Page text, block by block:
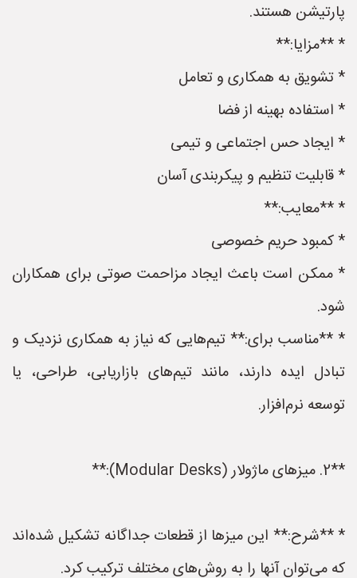
پارتیشن هستند.
* **مزایا:**
* تشویق به همکاری و تعامل
* استفاده بهینه از فضا
* ایجاد حس اجتماعی و تیمی
* قابلیت تنظیم و پیکربندی آسان
* **معایب:**
* کمبود حریم خصوصی
* ممکن است باعث ایجاد مزاحمت صوتی برای همکاران
شود.
* **مناسب برای:** تیم‌هایی که نیاز به همکاری نزدیک و
تبادل ایده دارند، مانند تیم‌های بازاریابی، طراحی، یا
توسعه نرم‌افزار.
**2. میزهای ماژولار (Modular Desks):**
* **شرح:** این میزها از قطعات جداگانه تشکیل شده‌اند
که می‌توان آنها را به روش‌های مختلف ترکیب کرد.